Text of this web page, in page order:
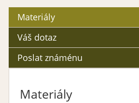
Materiály
Váš dotaz
Poslat známénu
Materiály